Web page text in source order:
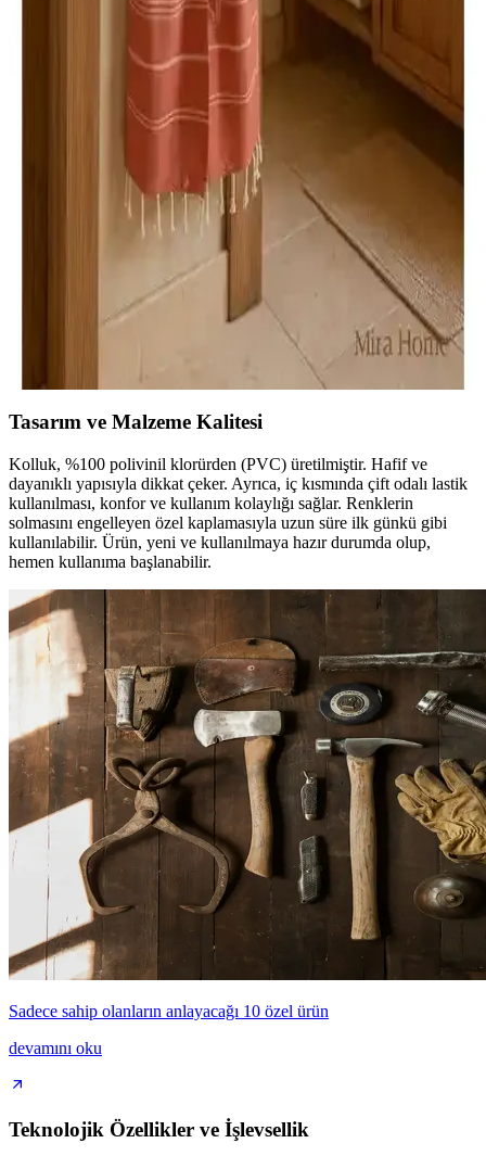
İşte Ephemeris ve Formeya'nın yüksek kaliteli pamuklu kapüşonlu
bornozlarının detaylı karşılaştırması. Kullanıcı yorumları ve
özellikler sayesinde en uygun seçimi yapın.
Ephemeris ve Maisonette Hera Kapüşonlu Bornoz
Karşılaştırması: Hangi Model Daha Uygun
İki kapüşonlu bornoz modeli olan Ephemeris ve Maisonette
Hera'nın özellikleri, kullanıcı yorumları ve performansları detaylı
karşılaştırmasıyla en uygun seçimi yapmanıza yardımcı oluyor.
Peştemal Bornoz Karşılaştırması: Yüksek Emicilik
ve Şık Tasarımlarla Konfor Sağlar
İki yüksek kaliteli pamuklu peştemal bornozun özellikleri, kullanıcı
yorumları ve kullanım alanları detaylı karşılaştırmasıyla
Tasarım ve Malzeme Kalitesi
Kolluk, %100 polivinil klorürden (PVC) üretilmiştir. Hafif ve
dayanıklı yapısıyla dikkat çeker. Ayrıca, iç kısmında çift odalı lastik
kullanılması, konfor ve kullanım kolaylığı sağlar. Renklerin
solmasını engelleyen özel kaplamasıyla uzun süre ilk günkü gibi
kullanılabilir. Ürün, yeni ve kullanılmaya hazır durumda olup,
hemen kullanıma başlanabilir.
Sadece sahip olanların anlayacağı 10 özel ürün
devamını oku
Teknolojik Özellikler ve İşlevsellik